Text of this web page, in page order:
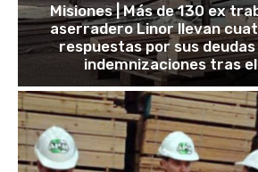
Misiones | Más de 130 ex
aserradero Linor llevan
respuestas por sus
indemnizaciones tras